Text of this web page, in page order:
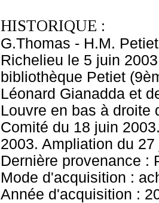
HISTORIQUE :
G.Thomas - H.M.
Richelieu le 5 juin
bibliothèque Petiet
Léonard Gianadda et
Louvre en bas à droite
Comité du 18 juin
2003. Ampliation du
Dernière provenance :
Mode d'acquisition :
Année d'acquisition :